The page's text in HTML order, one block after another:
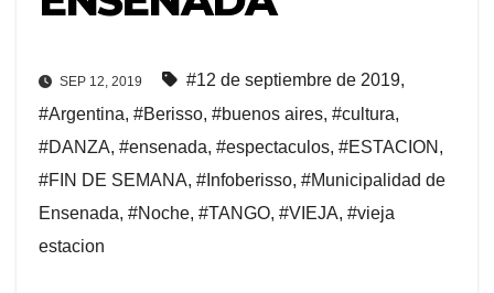
SEP 12, 2019 #12 de septiembre de 2019,
#Argentina, #Berisso, #buenos aires, #cultura,
#DANZA, #ensenada, #espectaculos, #ESTACION ,
#FIN DE SEMANA, #Infoberisso, #Municipalidad de
Ensenada, #Noche, #TANGO, #VIEJA, #vieja
estacion